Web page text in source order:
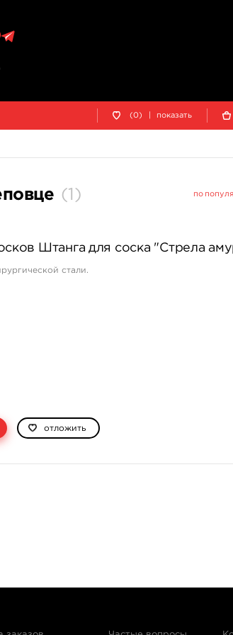
(0) показать
по
(1 )
Штанга для соска "Стрела
стали.
отложить